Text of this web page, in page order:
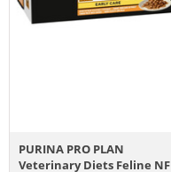
PURINA PRO PLAN
Veterinary Diets Feline NF